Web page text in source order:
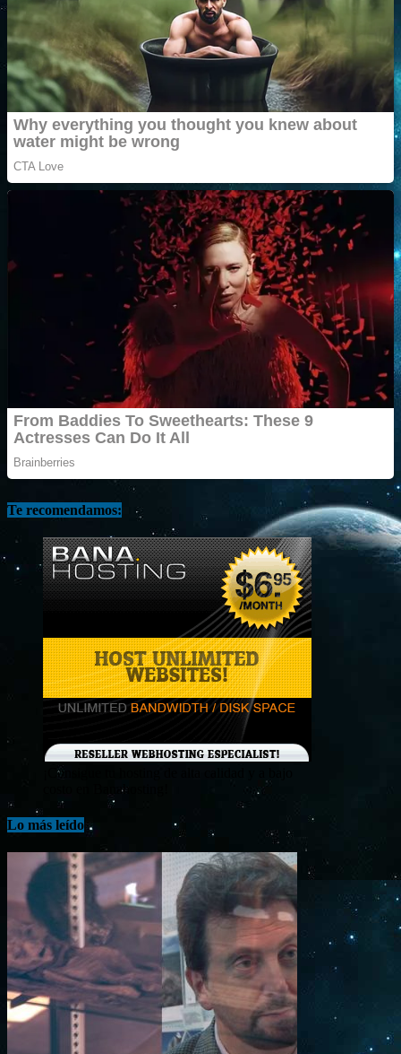
Te recomendamos:
¡Consigue tu hosting de alta calidad y a bajo
costo en Banahosting!
Lo más leído